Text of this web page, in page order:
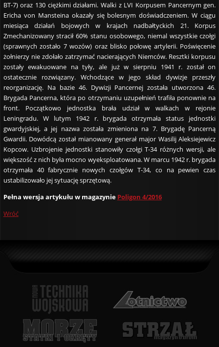
BT-7) oraz 130 ciężkimi działami. Walki z LVI Korpusem Pancernym gen.
Ericha von Mansteina okazały się bolesnym doświadczeniem. W ciągu
miesiąca działań bojowych w krajach nadbałtyckich 21. Korpus
Zmechanizowany stracił 60% stanu osobowego, niemal wszystkie czołgi
(sprawnych zostało 7 wozów) oraz blisko połowę artylerii. Poświęcenie
żołnierzy nie zdołało zatrzymać nacierających Niemców. Resztki korpusu
zostały ewakuowane na tyły, ale już w sierpniu 1941 r. został on
ostatecznie rozwiązany. Wchodzące w jego skład dywizje przeszły
reorganizację. Na bazie 46. Dywizji Pancernej została utworzona 46.
Brygada Pancerna, która po otrzymaniu uzupełnień trafiła ponownie na
front. Początkowo jednostka brała udział w walkach w rejonie
Leningradu. W lutym 1942 r. brygada otrzymała status jednostki
gwardyjskiej, a jej nazwa została zmieniona na 7. Brygadę Pancerną
Gwardii. Dowódcą został mianowany generał major Wasilij Aleksiejewicz
Kopcow. Uzbrojenie jednostki stanowiły czołgi T-34 różnych wersji, ale
większość z nich była mocno wyeksploatowana. W marcu 1942 r. brygada
otrzymała 40 fabrycznie nowych czołgów T-34, co na pewien czas
ustabilizowało jej sytuację sprzętową.
Pełna wersja artykułu w magazynie Poligon 4/2016
Wróć